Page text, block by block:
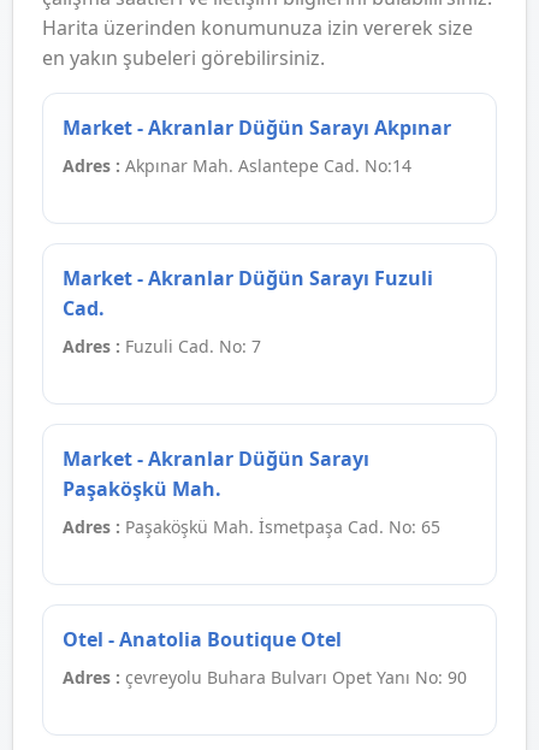
Harita üzerinden konumunuza izin vererek size
en yakın şubeleri görebilirsiniz.
Market - Akranlar Düğün Sarayı Akpınar
Adres : Akpınar Mah. Aslantepe Cad. No:14
Market - Akranlar Düğün Sarayı Fuzuli
Cad.
Adres : Fuzuli Cad. No: 7
Market - Akranlar Düğün Sarayı
Paşaköşkü Mah.
Adres : Paşaköşkü Mah. İsmetpaşa Cad. No: 65
Otel - Anatolia Boutique Otel
Adres : çevreyolu Buhara Bulvarı Opet Yanı No: 90